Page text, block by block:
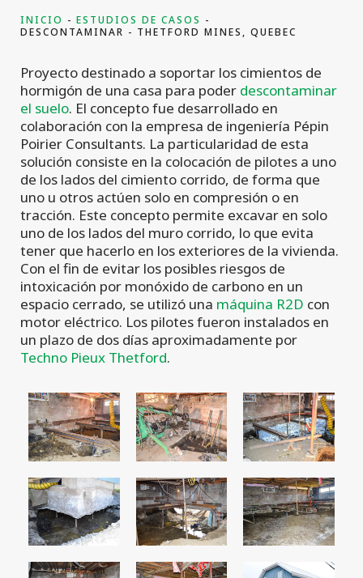
INICIO
ESTUDIOS DE CASOS
DESCONTAMINAR - THETFORD MINES, QUEBEC
Proyecto destinado a soportar los cimientos de
hormigón de una casa para poder descontaminar
el suelo. El concepto fue desarrollado en
colaboración con la empresa de ingeniería Pépin
Poirier Consultants. La particularidad de esta
solución consiste en la colocación de pilotes a uno
de los lados del cimiento corrido, de forma que
uno u otros actúen solo en compresión o en
tracción. Este concepto permite excavar en solo
uno de los lados del muro corrido, lo que evita
tener que hacerlo en los exteriores de la vivienda.
Con el fin de evitar los posibles riesgos de
intoxicación por monóxido de carbono en un
espacio cerrado, se utilizó una máquina R2D con
motor eléctrico. Los pilotes fueron instalados en
un plazo de dos días aproximadamente por
Techno Pieux Thetford.